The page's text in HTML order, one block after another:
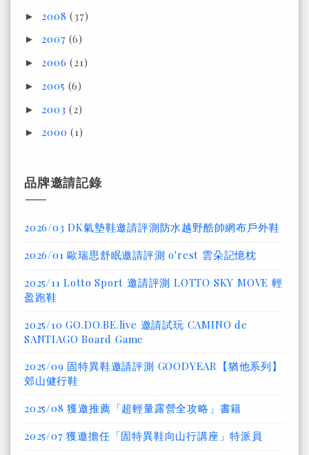
► 2008(37)
► 2007(6)
► 2006(21)
► 2005(6)
► 2003(2)
► 2000(1)
品牌邀請記錄
2026/03 DK氣墊鞋邀請評測防水越野酷帥網布戶外鞋
2026/01 歐瑞思舒眠邀請評測 o'rest 雲朵記憶枕
2025/11 Lotto Sport 邀請評測 LOTTO SKY MOVE 輕
盈跑鞋
2025/10 GO.DO.BE.live 邀請試玩 CAMINO de
SANTIAGO Board Game
2025/09 固特異鞋邀請評測 GOODYEAR【猶他系列】
郊山健行鞋
2025/08 獲邀推薦「超輕量露營全攻略」書籍
2025/07 獲邀擔任「固特異鞋向山行講座」特派員